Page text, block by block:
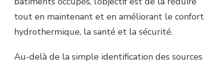
tout en maintenant et en améliorant le confort
hydrothermique, la santé et la sécurité.
Au-delà de la simple identification des sources